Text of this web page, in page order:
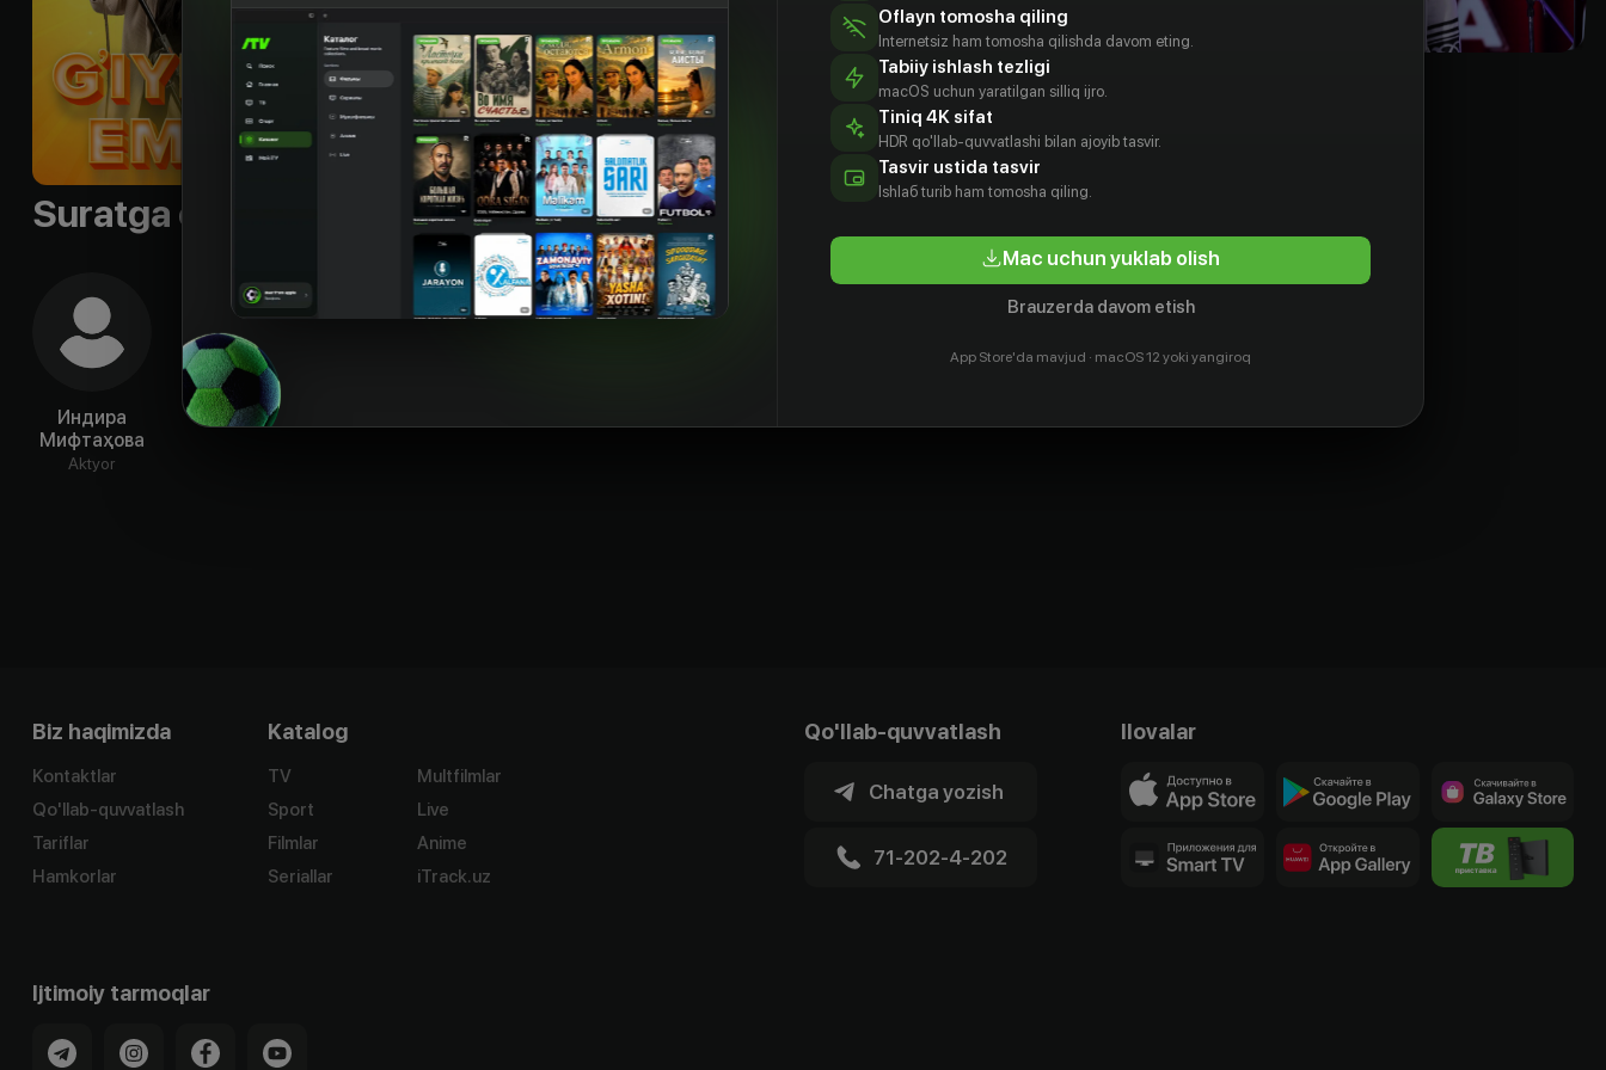
Suratga olish guruhi
Индира
Мифтаҳова
Aktyor
Biz haqimizda
Kontaktlar
Qo'llab-quvvatlash
Tariflar
Hamkorlar
Katalog
TV
Sport
Filmlar
Seriallar
Multfilmlar
Live
Anime
iTrack.uz
Qo'llab-quvvatlash
Chatga yozish
71-202-4-202
Ilovalar
Ijtimoiy tarmoqlar
Oflayn tomosha qiling
Internetsiz ham tomosha qilishda davom eting.
Tabiiy ishlash tezligi
macOS uchun yaratilgan silliq ijro.
Tiniq 4K sifat
HDR qo'llab-quvvatlashi bilan ajoyib tasvir.
Tasvir ustida tasvir
Ishlаб turib ham tomosha qiling.
Mac uchun yuklab olish
Brauzerda davom etish
App Store'da mavjud · macOS 12 yoki yangiroq